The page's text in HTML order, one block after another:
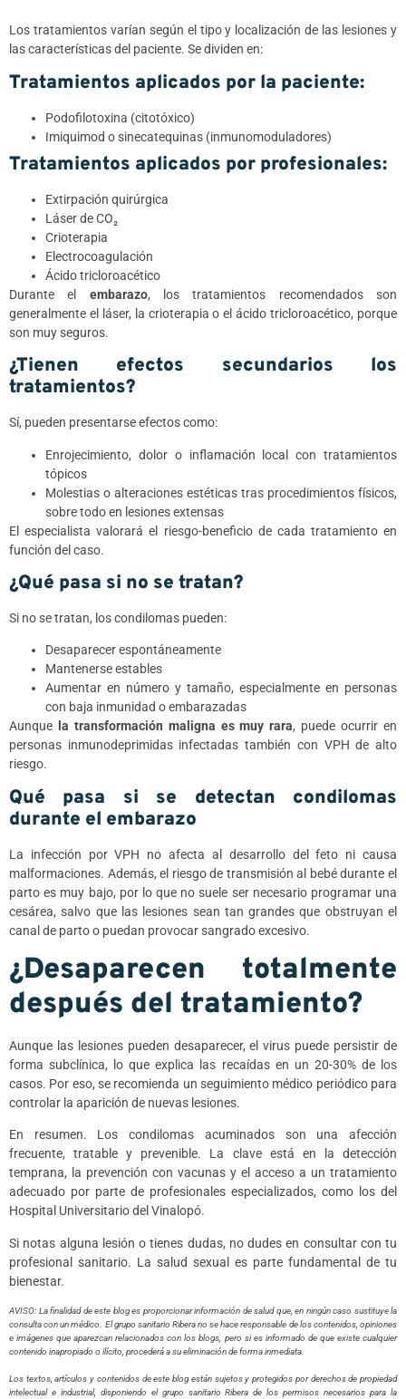
Los tratamientos varían según el tipo y localización de las lesiones y
las características del paciente. Se dividen en:
Tratamientos aplicados por la paciente:
Podofilotoxina (citotóxico)
Imiquimod o sinecatequinas (inmunomoduladores)
Tratamientos aplicados por profesionales:
Extirpación quirúrgica
Láser de CO₂
Crioterapia
Electrocoagulación
Ácido tricloroacético
Durante el embarazo, los tratamientos recomendados son
generalmente el láser, la crioterapia o el ácido tricloroacético, porque
son muy seguros.
¿Tienen efectos secundarios los
tratamientos?
Sí, pueden presentarse efectos como:
Enrojecimiento, dolor o inflamación local con tratamientos
tópicos
Molestias o alteraciones estéticas tras procedimientos físicos,
sobre todo en lesiones extensas
El especialista valorará el riesgo-beneficio de cada tratamiento en
función del caso.
¿Qué pasa si no se tratan?
Si no se tratan, los condilomas pueden:
Desaparecer espontáneamente
Mantenerse estables
Aumentar en número y tamaño, especialmente en personas
con baja inmunidad o embarazadas
Aunque la transformación maligna es muy rara, puede ocurrir en
personas inmunodeprimidas infectadas también con VPH de alto
riesgo.
Qué pasa si se detectan condilomas
durante el embarazo
La infección por VPH no afecta al desarrollo del feto ni causa
malformaciones. Además, el riesgo de transmisión al bebé durante el
parto es muy bajo, por lo que no suele ser necesario programar una
cesárea, salvo que las lesiones sean tan grandes que obstruyan el
canal de parto o puedan provocar sangrado excesivo.
¿Desaparecen totalmente
después del tratamiento?
Aunque las lesiones pueden desaparecer, el virus puede persistir de
forma subclínica, lo que explica las recaídas en un 20-30% de los
casos. Por eso, se recomienda un seguimiento médico periódico para
controlar la aparición de nuevas lesiones.
En resumen. Los condilomas acuminados son una afección
frecuente, tratable y prevenible. La clave está en la detección
temprana, la prevención con vacunas y el acceso a un tratamiento
adecuado por parte de profesionales especializados, como los del
Hospital Universitario del Vinalopó.
Si notas alguna lesión o tienes dudas, no dudes en consultar con tu
profesional sanitario. La salud sexual es parte fundamental de tu
bienestar.
AVISO: La finalidad de este blog es proporcionar información de salud que, en ningún caso sustituye la
consulta con un médico. El grupo sanitario Ribera no se hace responsable de los contenidos, opiniones
e imágenes que aparezcan relacionados con los blogs, pero si es informado de que existe cualquier
contenido inapropiado o ilícito, procederá a su eliminación de forma inmediata.
Los textos, artículos y contenidos de este blog están sujetos y protegidos por derechos de propiedad
intelectual e industrial, disponiendo el grupo sanitario Ribera de los permisos necesarios para la